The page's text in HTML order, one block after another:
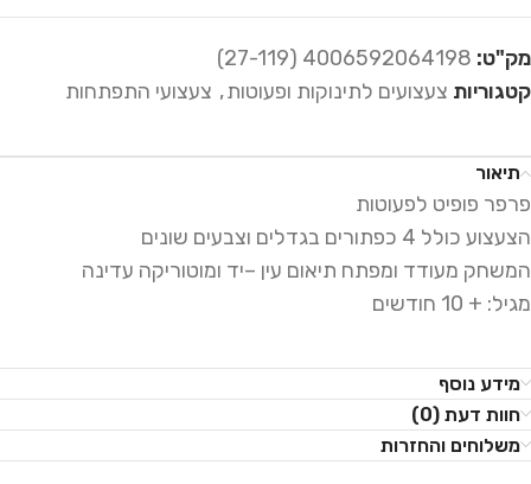
מק"ט: 4006592064198 (27-119)
קטגוריות צעצועים לתינוקות ופעוטות, צעצועי התפתחות
תיאור
פרפר פופיט לפעוטות
הצעצוע כולל 4 כפתורים בגדלים וצבעים שונים
המשחק מעודד ומפתח תיאום עין –יד ומוטוריקה עדינה
מגיל: + 10 חודשים
מידע נוסף
חוות דעת (0)
משלוחים והחזרות